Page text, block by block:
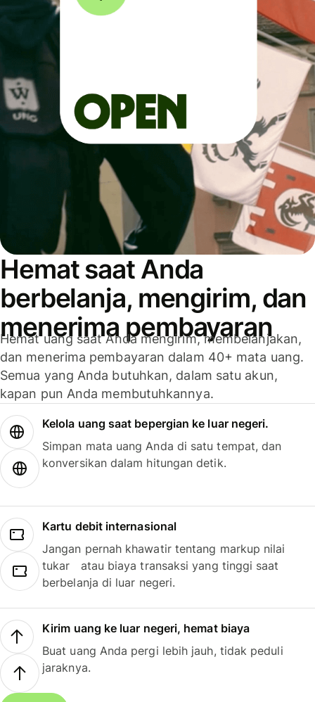
Hemat saat Anda
berbelanja, mengirim, dan
menerima pembayaran
Hemat uang saat Anda mengirim, membelanjakan,
dan menerima pembayaran dalam 40+ mata uang.
Semua yang Anda butuhkan, dalam satu akun,
kapan pun Anda membutuhkannya.
Kelola uang saat bepergian ke luar negeri.
Simpan mata uang Anda di satu tempat, dan
konversikan dalam hitungan detik.
Kartu debit internasional
Jangan pernah khawatir tentang markup nilai
tukar atau biaya transaksi yang tinggi saat
berbelanja di luar negeri.
Kirim uang ke luar negeri, hemat biaya
Buat uang Anda pergi lebih jauh, tidak peduli
jaraknya.